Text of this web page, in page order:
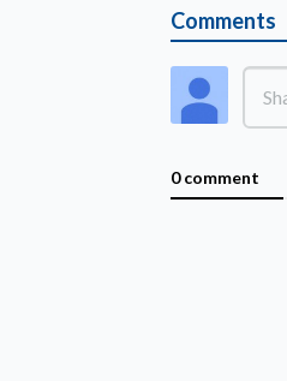
Comments
0 comment